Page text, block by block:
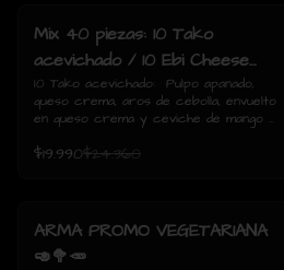
Mix 40 piezas: 10 Tako
acevichado / 10 Ebi Cheese
tempura / 10 Tori Sake Rolls
/ 10 Sake Avocado.
10 Tako acevichado:  Pulpo apanado,
queso crema, aros de cebolla, envuelto
en queso crema y ceviche de mango /
queso crema, envuelto tempura./  10
Salmon, queso crema, ciboulette,
envuelto en palta
$19.990$24.360
ARMA PROMO VEGETARIANA
🥑🥦🥕